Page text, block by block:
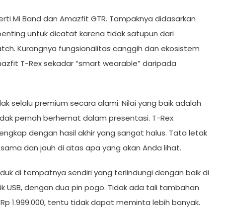
Mi Band dan Amazfit GTR. Tampaknya didasarkan
untuk dicatat karena tidak satupun dari
Kurangnya fungsionalitas canggih dan ekosistem
T-Rex sekadar “smart wearable” daripada
selalu premium secara alami. Nilai yang baik adalah
pernah berhemat dalam presentasi. T-Rex
dengan hasil akhir yang sangat halus. Tata letak
dan jauh di atas apa yang akan Anda lihat.
di tempatnya sendiri yang terlindungi dengan baik di
dengan dua pin pogo. Tidak ada tali tambahan
1.999.000, tentu tidak dapat meminta lebih banyak.